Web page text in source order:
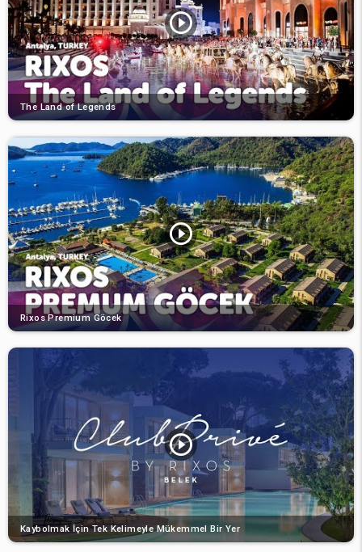
The Land of Legends
Rixos Premium Göcek
Kaybolmak İçin Tek Kelimeyle Mükemmel Bir Yer